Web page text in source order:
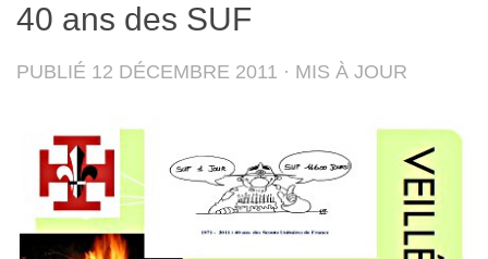
40 ans des SUF
PUBLIÉ 12 DÉCEMBRE 2011 · MIS À JOUR